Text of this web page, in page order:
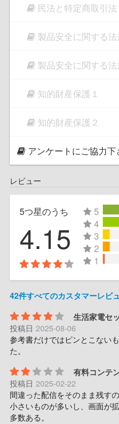
民法と特定商取引法
製品安全に関する法
製品安全に関する法
知的財産保護１
知的財産保護２
アンケートにご協力下
レビュー
5つ星のうち
4.15
5
4
3
2
1
42件すべてのカスタマーレビ
生活家電セ
投稿日 2025-08-06
参考書だけではピンとこない
た。
有料コンテ
投稿日 2025-02-22
間違った配信をそのまま残す
小さいものが多いし、画面が
多数ある。